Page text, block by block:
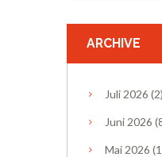
ARCHIVE
Juli 2026 (2)
Juni 2026
Mai 2026